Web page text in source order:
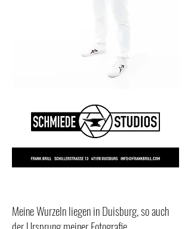
Meine Wurzeln liegen in Duisburg, so auch